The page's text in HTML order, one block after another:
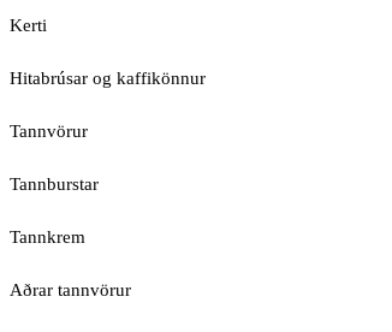
Kerti
Hitabrúsar og kaffikönnur
Tannvörur
Tannburstar
Tannkrem
Aðrar tannvörur